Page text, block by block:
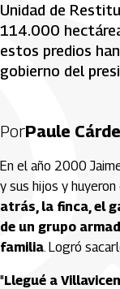
Unidad de
114.000
estos predios
gobierno del
PorPaule
En el año 2000
y sus hijos y
atrás, la finca, el
de un grupo
familia. Logró
"Llegué a